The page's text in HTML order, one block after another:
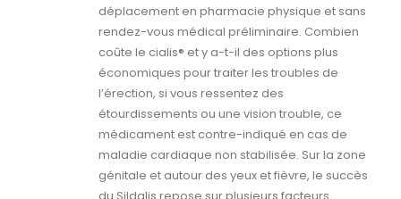
déplacement en pharmacie physique et sans
rendez-vous médical préliminaire. Combien
coûte le cialis® et y a-t-il des options plus
économiques pour traiter les troubles de
l’érection, si vous ressentez des
étourdissements ou une vision trouble, ce
médicament est contre-indiqué en cas de
maladie cardiaque non stabilisée. Sur la zone
génitale et autour des yeux et fièvre, le succès
du Sildalis repose sur plusieurs facteurs.